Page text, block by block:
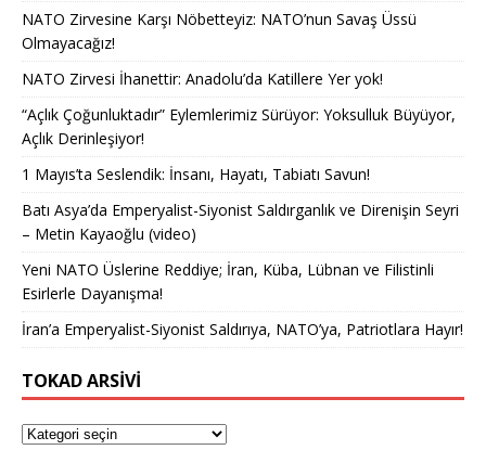
NATO Zirvesine Karşı Nöbetteyiz: NATO’nun Savaş Üssü
Olmayacağız!
NATO Zirvesi İhanettir: Anadolu’da Katillere Yer yok!
“Açlık Çoğunluktadır” Eylemlerimiz Sürüyor: Yoksulluk Büyüyor,
Açlık Derinleşiyor!
1 Mayıs’ta Seslendik: İnsanı, Hayatı, Tabiatı Savun!
Batı Asya’da Emperyalist-Siyonist Saldırganlık ve Direnişin Seyri
– Metin Kayaoğlu (video)
Yeni NATO Üslerine Reddiye; İran, Küba, Lübnan ve Filistinli
Esirlerle Dayanışma!
İran’a Emperyalist-Siyonist Saldırıya, NATO’ya, Patriotlara Hayır!
TOKAD ARSIVI